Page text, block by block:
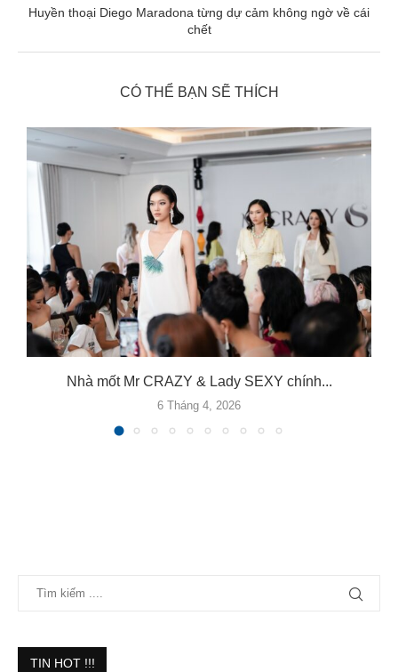
Huyền thoại Diego Maradona từng dự cảm không ngờ về cái
chết
CÓ THỂ BẠN SẼ THÍCH
Nhà mốt Mr CRAZY & Lady SEXY chính...
6 Tháng 4, 2026
TIN HOT !!!